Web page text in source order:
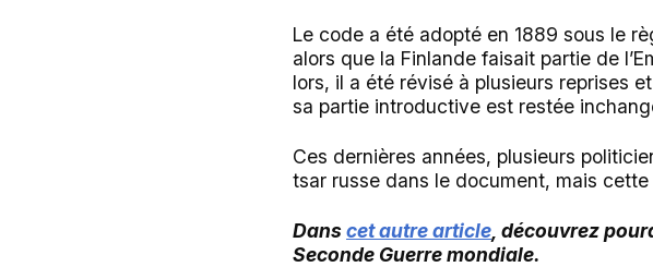
Le code a été adopté en 1889 sous le
alors que la Finlande faisait partie de
lors, il a été révisé à plusieurs reprises
sa partie introductive est restée
Ces dernières années, plusieurs
tsar russe dans le document, mais
Danscet autre article , découvrez
Seconde Guerre mondiale.